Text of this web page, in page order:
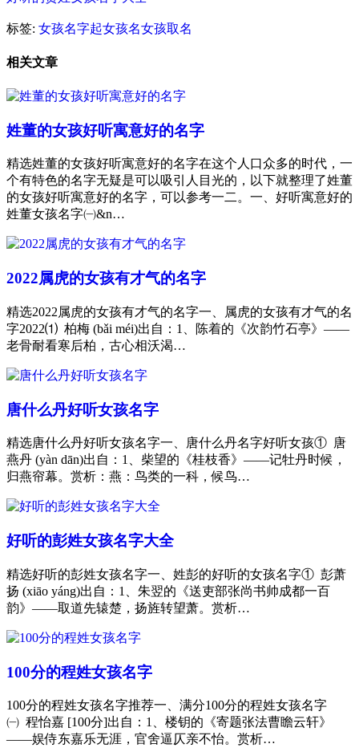
标签: 女孩名字起女孩名女孩取名
相关文章
姓董的女孩好听寓意好的名字
精选姓董的女孩好听寓意好的名字在这个人口众多的时代，一
个有特色的名字无疑是可以吸引人目光的，以下就整理了姓董
的女孩好听寓意好的名字，可以参考一二。一、好听寓意好的
姓董女孩名字㈠&n…
2022属虎的女孩有才气的名字
精选2022属虎的女孩有才气的名字一、属虎的女孩有才气的名
字2022⑴ 柏梅 (bǎi méi)出自：1、陈着的《次韵竹石亭》——
老骨耐看寒后柏，古心相沃渴…
唐什么丹好听女孩名字
精选唐什么丹好听女孩名字一、唐什么丹名字好听女孩① 唐
燕丹 (yàn dān)出自：1、柴望的《桂枝香》——记牡丹时候，
归燕帘幕。赏析：燕：鸟类的一科，候鸟…
好听的彭姓女孩名字大全
精选好听的彭姓女孩名字一、姓彭的好听的女孩名字① 彭萧
扬 (xiāo yáng)出自：1、朱翌的《送吏部张尚书帅成都一百
韵》——取道先辕楚，扬旌转望萧。赏析…
100分的程姓女孩名字
100分的程姓女孩名字推荐一、满分100分的程姓女孩名字
㈠ 程怡嘉 [100分]出自：1、楼钥的《寄题张法曹瞻云轩》
——娱侍东嘉乐无涯，官舍逼仄亲不怡。赏析…